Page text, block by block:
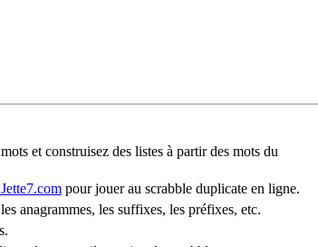
et construisez des listes à partir des mots du
pour jouer au scrabble duplicate en ligne.
anagrammes, les suffixes, les préfixes, etc.